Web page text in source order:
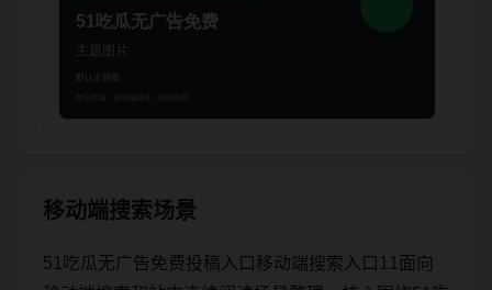
移动端搜索场景
51吃瓜无广告免费投稿入口移动端搜索入口11面向